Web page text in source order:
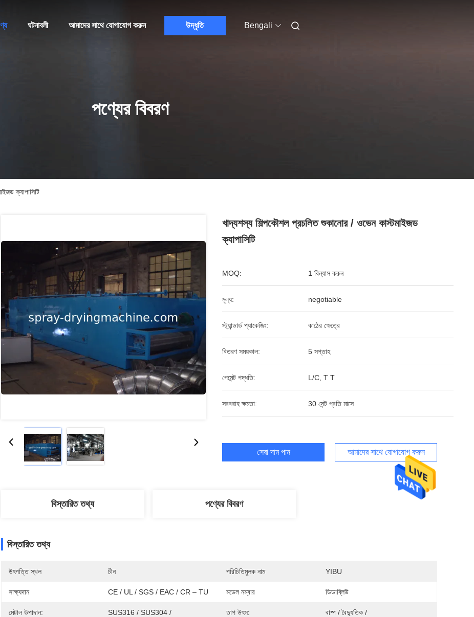
ঘটনাবলী আমাদের সাথে যোগাযোগ করুন উদ্ধৃতি Bengali
পণ্যের বিবরণ
ক্যাপাসিটি
খাদ্যশস্য শিল্পকৌশল প্রচলিত শুকানোর / ওভেন কাস্টমাইজড
ক্যাপাসিটি
MOQ: 1 বিন্যাস করুন
মূল্য: negotiable
স্ট্যান্ডার্ড প্যাকেজিং: কাঠের ক্ষেত্রে
বিতরণ সময়কাল: 5 সপ্তাহ
পেমেন্ট পদ্ধতি: L/C, T T
সরবরাহ ক্ষমতা: 30 সেন্ট প্রতি মাসে
সেরা দাম পান আমাদের সাথে যোগাযোগ করুন
বিস্তারিত তথ্য পণ্যের বিবরণ
বিস্তারিত তথ্য
উৎপত্তি স্থল চীন পরিচিতিমুলক নাম YIBU
সাক্ষ্যদান CE / UL / SGS / EAC / CR – TU মডেল নম্বার ডিডাব্লিউ
মেটাল উপাদান: SUS316 / SUS304 / তাপ উৎস: বাষ্প / বৈদ্যুতিক /